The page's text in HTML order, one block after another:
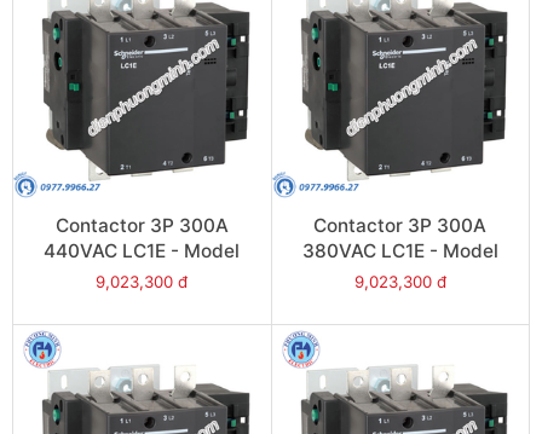
Contactor 3P 300A
440VAC LC1E - Model
LC1E300R6
9,023,300 đ
Contactor 3P 300A
380VAC LC1E - Model
LC1E300Q6
9,023,300 đ